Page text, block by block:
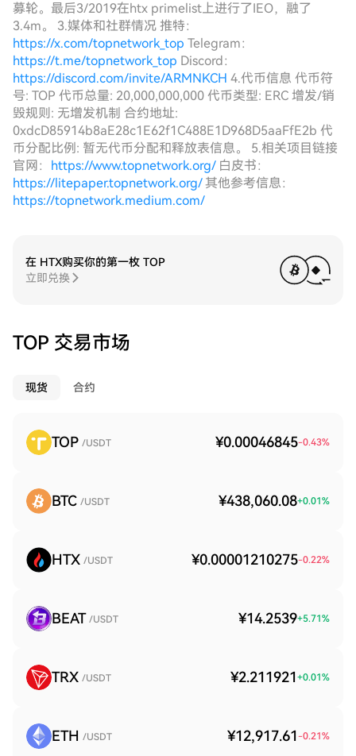
募轮。最后3/2019在htx primelist上进行了IEO，融了
3.4m。 3.媒体和社群情况 推特：
https://x.com/topnetwork_top Telegram：
https://t.me/topnetwork_top Discord：
https://discord.com/invite/ARMNKCH 4.代币信息 代币符
号: TOP 代币总量: 20,000,000,000 代币类型: ERC 增发/销
毁规则: 无增发机制 合约地址:
0xdcD85914b8aE28c1E62f1C488E1D968D5aaFfE2b 代
币分配比例: 暂无代币分配和释放表信息。 5.相关项目链接
官网： https://www.topnetwork.org/白皮书：
https://litepaper.topnetwork.org/其他参考信息：
https://topnetwork.medium.com/
在 HTX购买你的第一枚 TOP
立即兑换
TOP 交易市场
现货 合约
TOP /USDT ¥0.00046845-0.43%
BTC /USDT ¥438,060.08+0.01%
HTX /USDT ¥0.00001210275-0.22%
BEAT /USDT ¥14.2539+5.71%
TRX /USDT ¥2.211921 +0.01%
ETH /USDT ¥12,917.61 -0.21%